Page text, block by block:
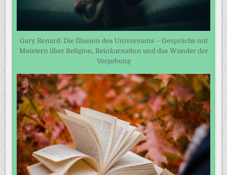
Gary Renard: Die Illusion des Universums – Gespräche mit
Meistern über Religion, Reinkarnation und das Wunder der
Vergebung